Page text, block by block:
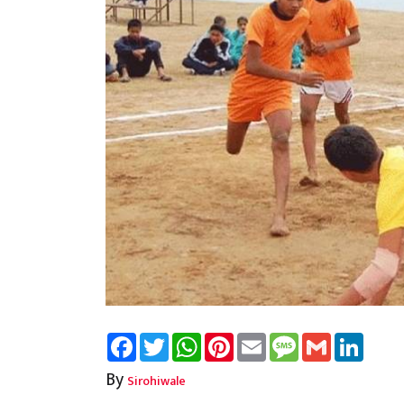
FacebookTwitterWhatsAppPinterest
Email Message
Gmail
By Sirohiwale